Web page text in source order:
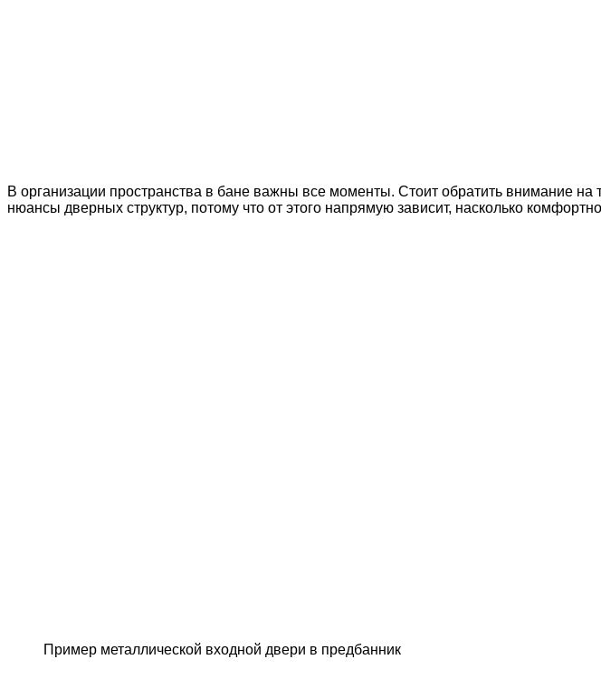
В организации пространства в бане важны все моменты. Стоит обратить внимание
нюансы дверных структур, потому что от этого напрямую зависит, насколько
Пример металлической входной двери в предбанник